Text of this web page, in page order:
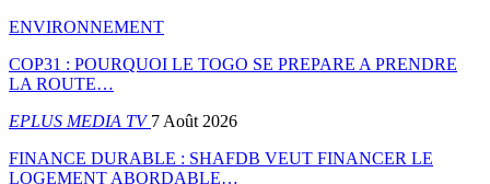
ENVIRONNEMENT
COP31 : POURQUOI LE TOGO SE PREPARE A PRENDRE
LA ROUTE…
EPLUS MEDIA TV7 Août 2026
FINANCE DURABLE : SHAFDB VEUT FINANCER LE
LOGEMENT ABORDABLE…